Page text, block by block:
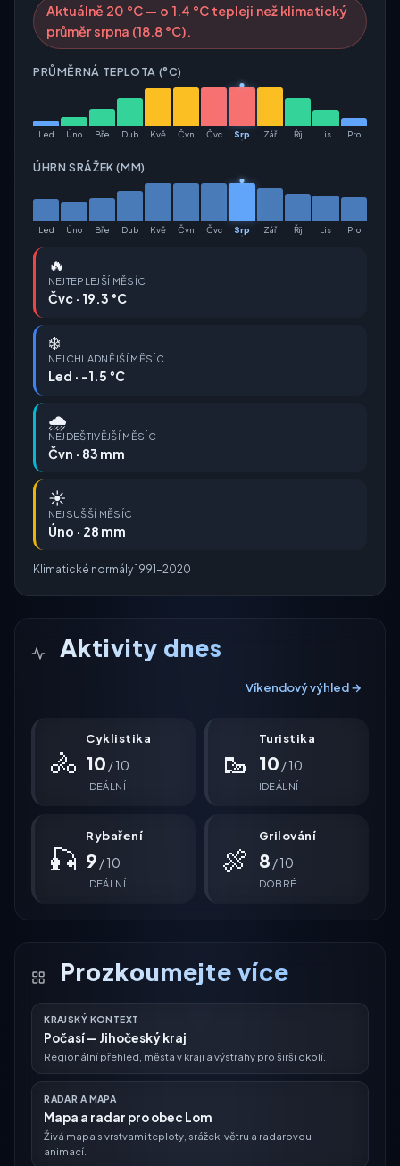
Aktuálně 20 °C — o 1.4 °C tepleji než klimatický
průměr srpna (18.8 °C).
PRŮMĚRNÁ TEPLOTA (°C)
Led Úno Bře Dub Kvě Čvn Čvc Srp Zář Říj Lis Pro
ÚHRN SRÁŽEK (MM)
Led Úno Bře Dub Kvě Čvn Čvc Srp Zář Říj Lis Pro
🔥
NEJTEPLEJŠÍ MĚSÍC
Čvc · 19.3 °C
❄️
NEJCHLADNĚJŠÍ MĚSÍC
Led · -1.5 °C
🌧️
NEJDEŠTIVĚJŠÍ MĚSÍC
Čvn · 83 mm
☀️
NEJSUŠŠÍ MĚSÍC
Úno · 28 mm
Klimatické normály 1991–2020
Aktivity dnes
Víkendový výhled →
🚴
Cyklistika
10 / 10
IDEÁLNÍ
🥾
Turistika
10 / 10
IDEÁLNÍ
🎣
Rybaření
9 / 10
IDEÁLNÍ
🍖
Grilování
8 / 10
DOBRÉ
Prozkoumejte více
KRAJSKÝ KONTEXT
Počasí — Jihočeský kraj
Regionální přehled, města v kraji a výstrahy pro širší okolí.
RADAR A MAPA
Mapa a radar pro obec Lom
Živá mapa s vrstvami teploty, srážek, větru a radarovou
animací.